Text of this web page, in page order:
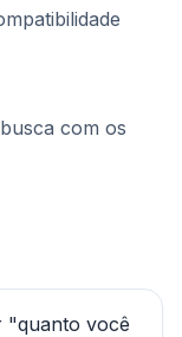
com os
"quanto você